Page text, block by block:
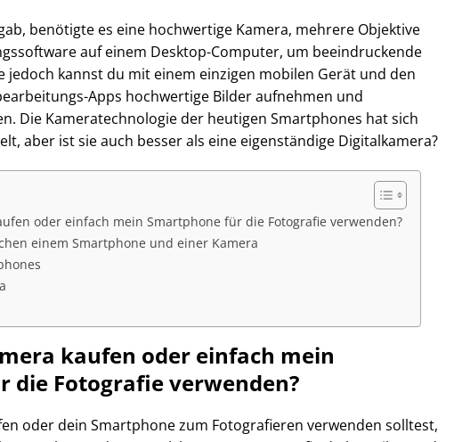
benötigte es eine hochwertige Kamera, mehrere Objektive
auf einem Desktop-Computer, um beeindruckende
jedoch kannst du mit einem einzigen mobilen Gerät und den
Apps hochwertige Bilder aufnehmen und
Die Kameratechnologie der heutigen Smartphones hat sich
aber ist sie auch besser als eine eigenständige Digitalkamera?
oder einfach mein Smartphone für die Fotografie verwenden?
einem Smartphone und einer Kamera
kaufen oder einfach mein
die Fotografie verwenden?
oder dein Smartphone zum Fotografieren verwenden solltest,